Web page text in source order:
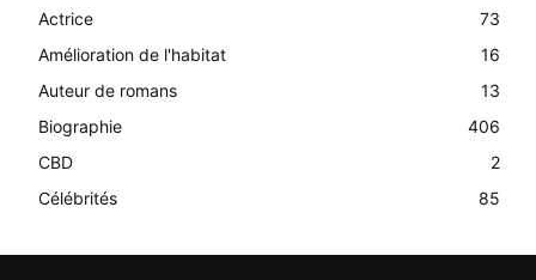
Actrice
73
Amélioration de l'habitat
16
Auteur de romans
13
Biographie
406
CBD
2
Célébrités
85